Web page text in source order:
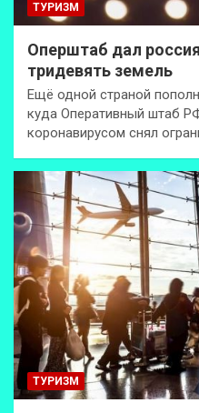
ТУРИЗМ
Оперштаб дал
тридевять земель
Ещё одной страной
куда Оперативный штаб
коронавирусом снял
ТУРИЗМ